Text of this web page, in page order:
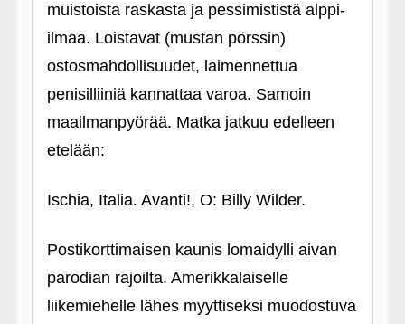
muistoista raskasta ja pessimististä alppi-
ilmaa. Loistavat (mustan pörssin)
ostosmahdollisuudet, laimennettua
penisilliiniä kannattaa varoa. Samoin
maailmanpyörää. Matka jatkuu edelleen
etelään:
Ischia, Italia. Avanti!, O: Billy Wilder.
Postikorttimaisen kaunis lomaidylli aivan
parodian rajoilta. Amerikkalaiselle
liikemiehelle lähes myyttiseksi muodostuva